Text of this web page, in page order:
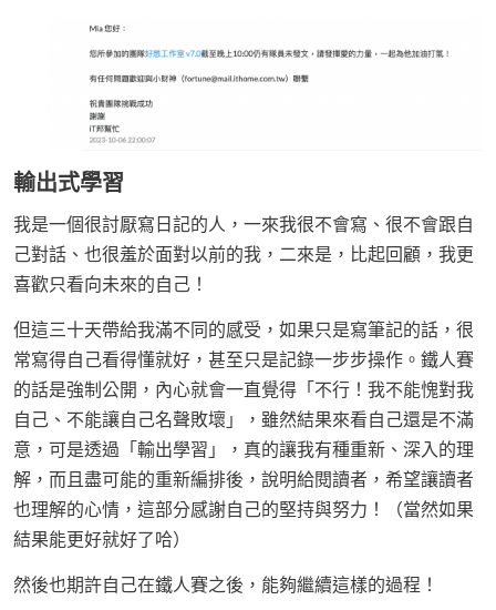
輸出式學習
我是一個很討厭寫日記的人，一來我很不會寫、很不會跟自
己對話、也很羞於面對以前的我，二來是，比起回顧，我更
喜歡只看向未來的自己！
但這三十天帶給我滿不同的感受，如果只是寫筆記的話，很
常寫得自己看得懂就好，甚至只是記錄一步步操作。鐵人賽
的話是強制公開，內心就會一直覺得「不行！我不能愧對我
自己、不能讓自己名聲敗壞」，雖然結果來看自己還是不滿
意，可是透過「輸出學習」，真的讓我有種重新、深入的理
解，而且盡可能的重新編排後，說明給閱讀者，希望讓讀者
也理解的心情，這部分感謝自己的堅持與努力！（當然如果
結果能更好就好了哈）
然後也期許自己在鐵人賽之後，能夠繼續這樣的過程！